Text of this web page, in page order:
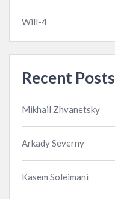
Will-4
Recent Posts
Mikhail Zhvanetsky
Arkady Severny
Kasem Soleimani